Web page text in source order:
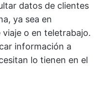
datos de clientes
ya sea en
o en teletrabajo.
información a
lo tienen en el